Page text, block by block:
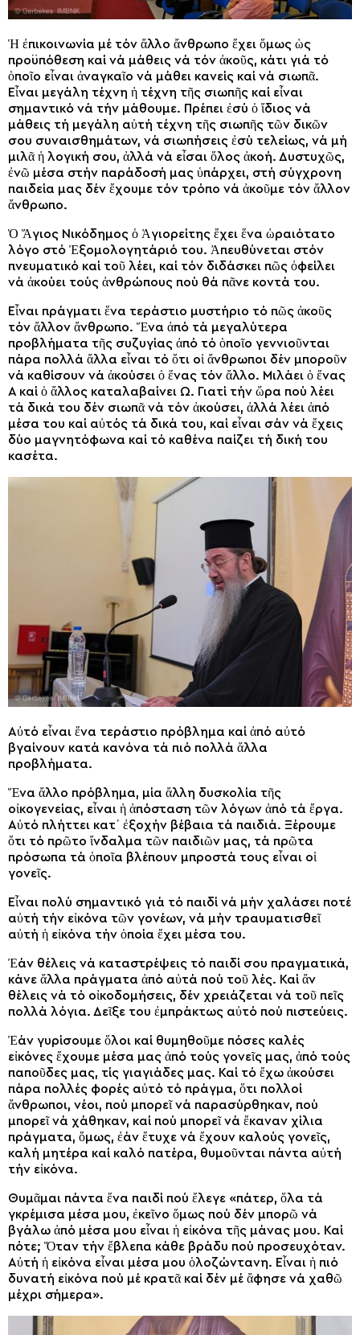
Ἡ ἐπικοινωνία μέ τόν ἄλλο ἄνθρωπο ἔχει ὅμως ὡς
προϋπόθεση καί νά μάθεις νά τόν ἀκοῦς, κάτι γιά τό
ὁποῖο εἶναι ἀναγκαῖο νά μάθει κανείς καί νά σιωπᾶ.
Εἶναι μεγάλη τέχνη ἡ τέχνη τῆς σιωπῆς καί εἶναι
σημαντικό νά τήν μάθουμε. Πρέπει ἐσύ ὁ ἴδιος νά
μάθεις τή μεγάλη αὐτή τέχνη τῆς σιωπῆς τῶν δικῶν
σου συναισθημάτων, νά σιωπήσεις ἐσύ τελείως, νά μή
μιλᾶ ἡ λογική σου, ἀλλά νά εἶσαι ὅλος ἀκοή. Δυστυχῶς,
ἐνῶ μέσα στήν παράδοσή μας ὑπάρχει, στή σύγχρονη
παιδεία μας δέν ἔχουμε τόν τρόπο νά ἀκοῦμε τόν ἄλλον
ἄνθρωπο.
Ὁ Ἅγιος Νικόδημος ὁ Ἁγιορείτης ἔχει ἕνα ὡραιότατο
λόγο στό Ἐξομολογητάριό του. Ἀπευθύνεται στόν
πνευματικό καί τοῦ λέει, καί τόν διδάσκει πῶς ὀφείλει
νά ἀκούει τούς ἀνθρώπους πού θά πᾶνε κοντά του.
Εἶναι πράγματι ἕνα τεράστιο μυστήριο τό πῶς ἀκοῦς
τόν ἄλλον ἄνθρωπο. Ἕνα ἀπό τά μεγαλύτερα
προβλήματα τῆς συζυγίας ἀπό τό ὁποῖο γεννιοῦνται
πάρα πολλά ἄλλα εἶναι τό ὅτι οἱ ἄνθρωποι δέν μποροῦν
νά καθίσουν νά ἀκούσει ὁ ἕνας τόν ἄλλο. Μιλάει ὁ ἕνας
Α καί ὁ ἄλλος καταλαβαίνει Ω. Γιατί τήν ὥρα πού λέει
τά δικά του δέν σιωπᾶ νά τόν ἀκούσει, ἀλλά λέει ἀπό
μέσα του καί αὐτός τά δικά του, καί εἶναι σάν νά ἔχεις
δύο μαγνητόφωνα καί τό καθένα παίζει τή δική του
κασέτα.
Αὐτό εἶναι ἕνα τεράστιο πρόβλημα καί ἀπό αὐτό
βγαίνουν κατά κανόνα τά πιό πολλά ἄλλα
προβλήματα.
Ἕνα ἄλλο πρόβλημα, μία ἄλλη δυσκολία τῆς
οἰκογενείας, εἶναι ἡ ἀπόσταση τῶν λόγων ἀπό τά ἔργα.
Αὐτό πλήττει κατ᾽ ἐξοχήν βέβαια τά παιδιά. Ξέρουμε
ὅτι τό πρῶτο ἴνδαλμα τῶν παιδιῶν μας, τά πρῶτα
πρόσωπα τά ὁποῖα βλέπουν μπροστά τους εἶναι οἱ
γονεῖς.
Εἶναι πολύ σημαντικό γιά τό παιδί νά μήν χαλάσει ποτέ
αὐτή τήν εἰκόνα τῶν γονέων, νά μήν τραυματισθεῖ
αὐτή ἡ εἰκόνα τήν ὁποία ἔχει μέσα του.
Ἐάν θέλεις νά καταστρέψεις τό παιδί σου πραγματικά,
κάνε ἄλλα πράγματα ἀπό αὐτά πού τοῦ λές. Καί ἄν
θέλεις νά τό οἰκοδομήσεις, δέν χρειάζεται νά τοῦ πεῖς
πολλά λόγια. Δεῖξε του ἐμπράκτως αὐτό πού πιστεύεις.
Ἐάν γυρίσουμε ὅλοι καί θυμηθοῦμε πόσες καλές
εἰκόνες ἔχουμε μέσα μας ἀπό τούς γονεῖς μας, ἀπό τούς
παποῦδες μας, τίς γιαγιάδες μας. Καί τό ἔχω ἀκούσει
πάρα πολλές φορές αὐτό τό πράγμα, ὅτι πολλοί
ἄνθρωποι, νέοι, πού μπορεῖ νά παρασύρθηκαν, πού
μπορεῖ νά χάθηκαν, καί πού μπορεῖ νά ἔκαναν χίλια
πράγματα, ὅμως, ἐάν ἔτυχε νά ἔχουν καλούς γονεῖς,
καλή μητέρα καί καλό πατέρα, θυμοῦνται πάντα αὐτή
τήν εἰκόνα.
Θυμᾶμαι πάντα ἕνα παιδί πού ἔλεγε «πάτερ, ὅλα τά
γκρέμισα μέσα μου, ἐκεῖνο ὅμως πού δέν μπορῶ νά
βγάλω ἀπό μέσα μου εἶναι ἡ εἰκόνα τῆς μάνας μου. Καί
πότε; Ὅταν τήν ἔβλεπα κάθε βράδυ πού προσευχόταν.
Αὐτή ἡ εἰκόνα εἶναι μέσα μου ὁλοζώντανη. Εἶναι ἡ πιό
δυνατή εἰκόνα πού μέ κρατᾶ καί δέν μέ ἄφησε νά χαθῶ
μέχρι σήμερα».